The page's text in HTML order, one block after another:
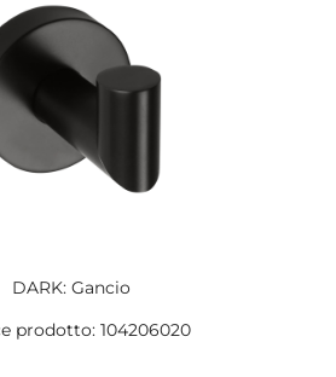
DARK: Gancio
prodotto: 104206020